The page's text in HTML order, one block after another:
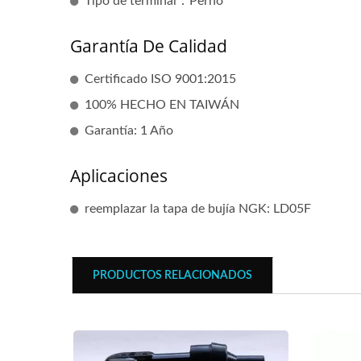
Garantía De Calidad
Certificado ISO 9001:2015
100% HECHO EN TAIWÁN
Garantía: 1 Año
Aplicaciones
reemplazar la tapa de bujía NGK: LD05F
PRODUCTOS RELACIONADOS